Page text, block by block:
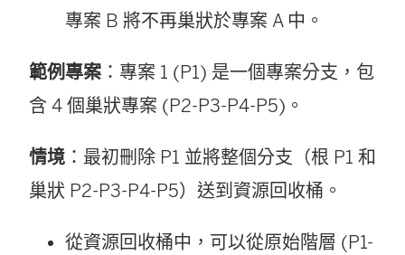
專案 B 將不再巢狀於專案 A 中。
範例專案 ：專案 1 (P1) 是一個專案分支，包
含 4 個巢狀專案 (P2-P3-P4-P5)。
情境 ：最初刪除 P1 並將整個分支（根 P1 和
巢狀 P2-P3-P4-P5）送到資源回收桶。
從資源回收桶中，可以從原始階層 (P1-